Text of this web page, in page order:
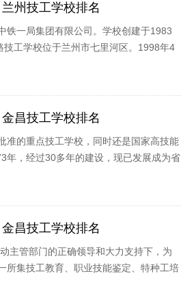
州技工学校排名
铁一局集团有限公司。学校创建于1983
工学校位于兰州市七里河区。1998年4
昌技工学校排名
准的重点技工学校，同时还是国家高技能
年，经过30多年的建设，现已发展成为省
昌技工学校排名
主管部门的正确领导和大力支持下，为
所集技工教育、职业技能鉴定、特种工培